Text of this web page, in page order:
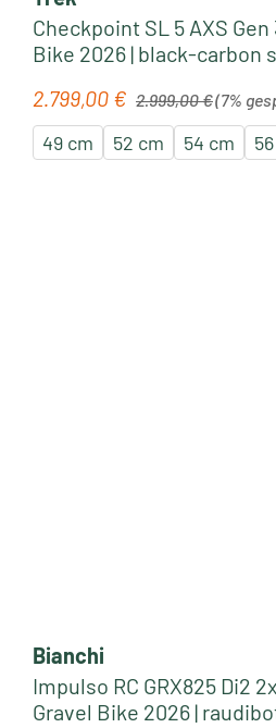
Checkpoint SL 5 AXS
Bike 2026 | black-carbon
Verkaufspreis:
2.799,00 € Regulärer Preis:
2.999,00 €(7%
49 cm 52 cm 54 cm
Bianchi
Impulso RC GRX825 Di2
Gravel Bike 2026 |